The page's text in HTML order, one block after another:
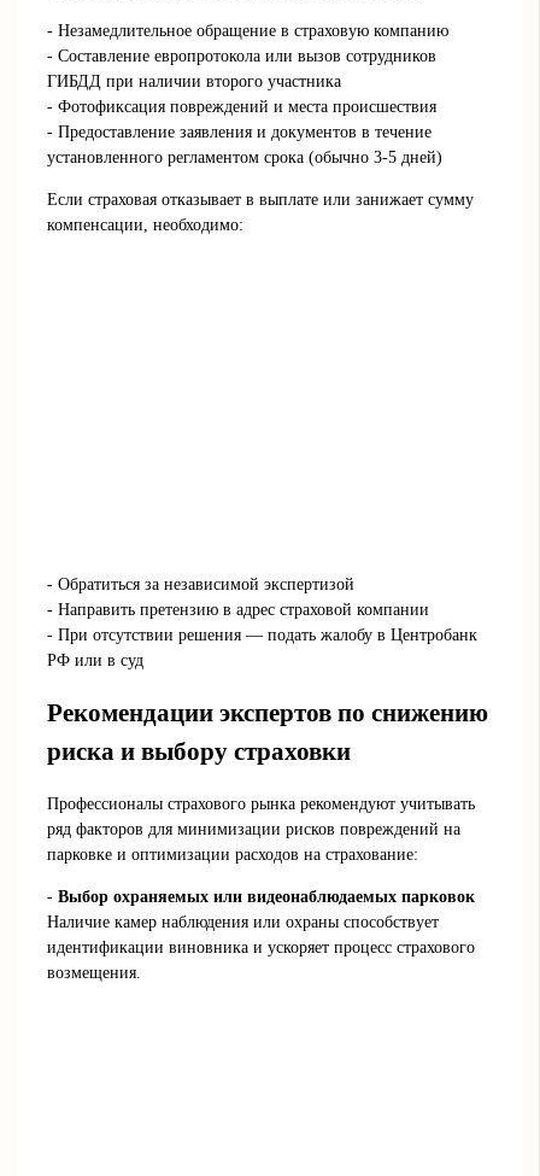
- Незамедлительное обращение в страховую компанию
- Составление европротокола или вызов сотрудников
ГИБДД при наличии второго участника
- Фотофиксация повреждений и места происшествия
- Предоставление заявления и документов в течение
установленного регламентом срока (обычно 3-5 дней)
Если страховая отказывает в выплате или занижает сумму
компенсации, необходимо:
- Обратиться за независимой экспертизой
- Направить претензию в адрес страховой компании
- При отсутствии решения — подать жалобу в Центробанк
РФ или в суд
Рекомендации экспертов по снижению
риска и выбору страховки
Профессионалы страхового рынка рекомендуют учитывать
ряд факторов для минимизации рисков повреждений на
парковке и оптимизации расходов на страхование:
-Выбор охраняемых или видеонаблюдаемых парковок
Наличие камер наблюдения или охраны способствует
идентификации виновника и ускоряет процесс страхового
возмещения.